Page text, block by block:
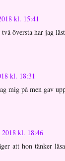
kl. 15:41
översta har jag
kl. 18:31
mig på men gav
2018 kl. 18:46
att hon tänker